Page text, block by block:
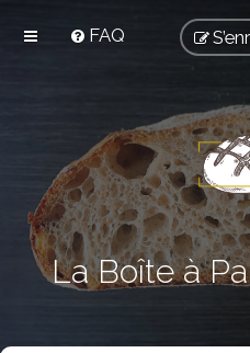
FAQ
La Boîte à